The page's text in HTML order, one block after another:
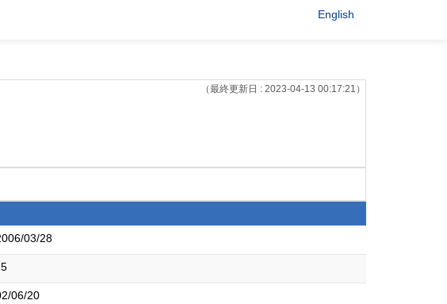
English
（最終更新日 : 2023-04-13 00:17:21）
03/28
06/20